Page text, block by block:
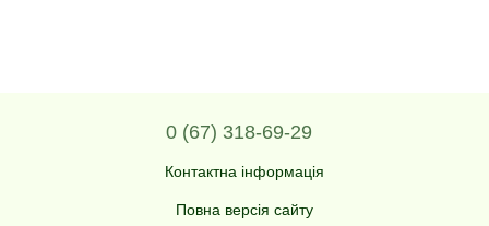
0 (67) 318-69-29
Контактна інформація
Повна версія сайту